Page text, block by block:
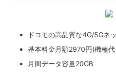
ドコモの高品質な4G/5Gネ
基本料金月額2970円(機種
月間データ容量20GB